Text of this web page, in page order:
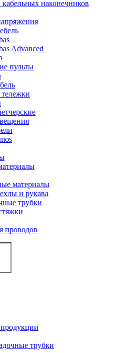
наконечников
Advanced
пульты
материалы
и рукава
трубки
проводов
трубки